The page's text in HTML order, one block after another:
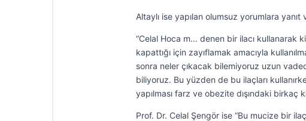
Altaylı ise yapılan olumsuz yorumlara yanıt
“Celal Hoca m… denen bir ilacı kullanarak
kapattığı için zayıflamak amacıyla
sonra neler çıkacak bilemiyoruz uzun
biliyoruz. Bu yüzden de bu ilaçları
yapılması farz ve obezite dışındaki
Prof. Dr. Celal Şengör ise “Bu mucize bir